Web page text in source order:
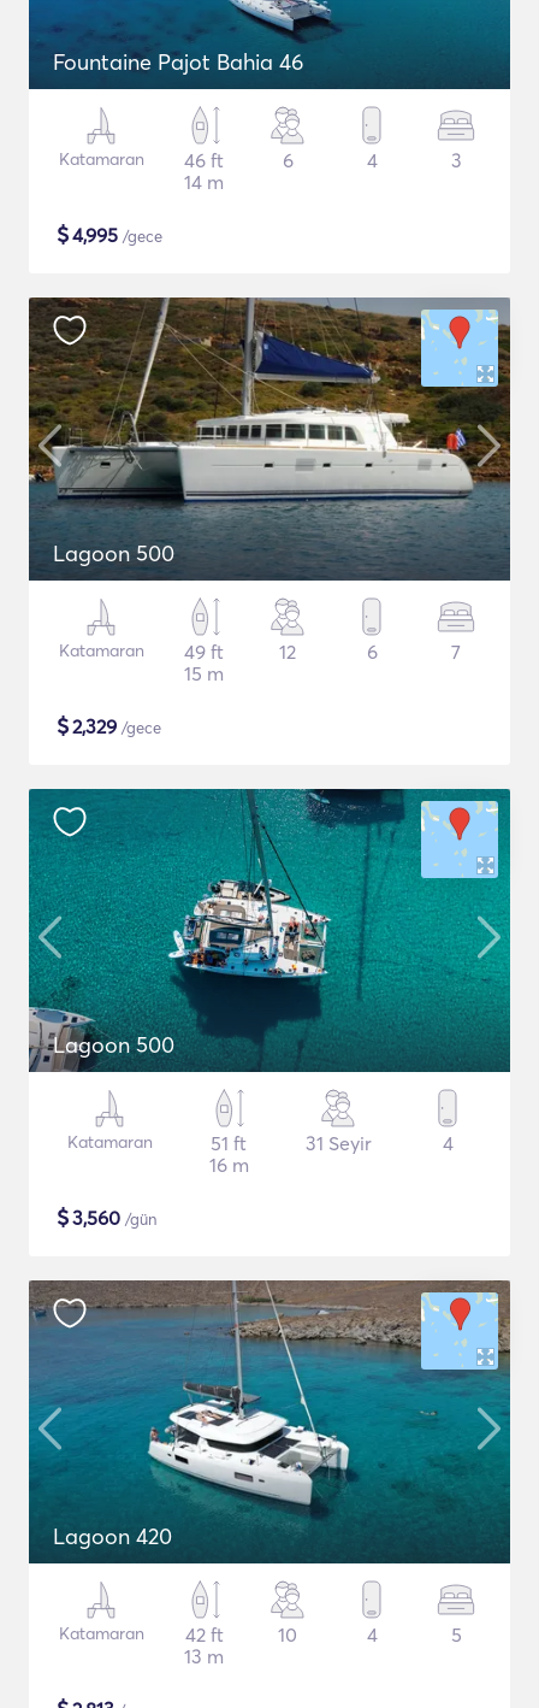
Fountaine Pajot Bahia 46
Katamaran
46 ft
14 m
6 4 3
$4,995 /gece
Lagoon 500
Katamaran
49 ft
15 m
12 6 7
$2,329 /gece
Lagoon 500
Katamaran
51 ft
16 m
31 Seyir 4
$3,560 /gün
Lagoon 420
Katamaran
42 ft
13 m
10 4 5